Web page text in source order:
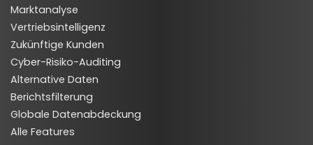
Marktanalyse
Vertriebsintelligenz
Zukünftige Kunden
Cyber-Risiko-Auditing
Alternative Daten
Berichtsfilterung
Globale Datenabdeckung
Alle Features